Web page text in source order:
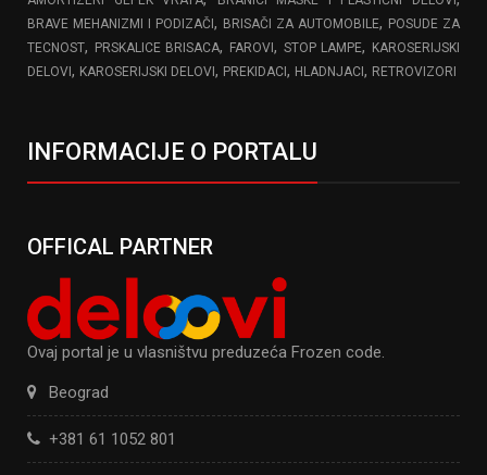
BRAVE MEHANIZMI I PODIZAČI , BRISAČI ZA AUTOMOBILE, POSUDE ZA
TECNOST, PRSKALICE BRISACA, FAROVI, STOP LAMPE,
KAROSERIJSKI
DELOVI , KAROSERIJSKI DELOVI , PREKIDACI , HLADNJACI , RETROVIZORI
INFORMACIJE O PORTALU
OFFICAL PARTNER
Ovaj portal je u vlasništvu preduzeća Frozen code.
Beograd
+381 61 1052 801